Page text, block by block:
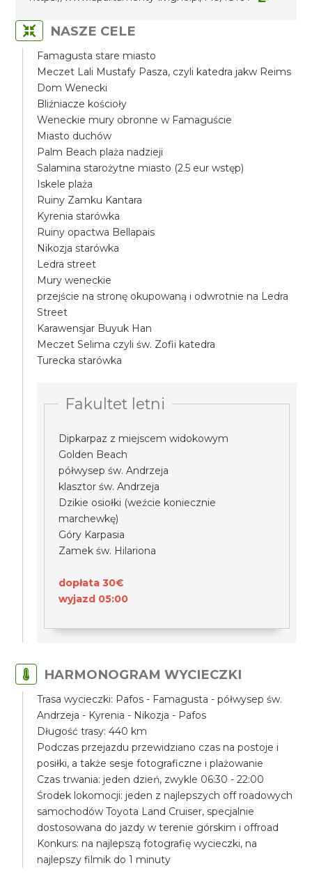
NASZE CELE
Famagusta stare miasto
Meczet Lali Mustafy Pasza, czyli katedra jakw Reims
Dom Wenecki
Bliźniacze kościoły
Weneckie mury obronne w Famaguście
Miasto duchów
Palm Beach plaża nadzieji
Salamina starożytne miasto (2.5 eur wstęp)
Iskele plaża
Ruiny Zamku Kantara
Kyrenia starówka
Ruiny opactwa Bellapais
Nikozja starówka
Ledra street
Mury weneckie
przejście na stronę okupowaną i odwrotnie na Ledra
Street
Karawensjar Buyuk Han
Meczet Selima czyli św. Zofii katedra
Turecka starówka
Fakultet letni
Dipkarpaz z miejscem widokowym
Golden Beach
półwysep św. Andrzeja
klasztor św. Andrzeja
Dzikie osiołki (weźcie koniecznie
marchewkę)
Góry Karpasia
Zamek św. Hilariona
dopłata 30€
wyjazd 05:00
HARMONOGRAM WYCIECZKI
Trasa wycieczki: Pafos - Famagusta - półwysep św.
Andrzeja - Kyrenia - Nikozja - Pafos
Długość trasy: 440 km
Podczas przejazdu przewidziano czas na postoje i
posiłki, a także sesje fotograficzne i plażowanie
Czas trwania: jeden dzień, zwykle 06:30 - 22:00
Środek lokomocji: jeden z najlepszych off roadowych
samochodów Toyota Land Cruiser, specjalnie
dostosowana do jazdy w terenie górskim i offroad
Konkurs: na najlepszą fotografię wycieczki, na
najlepszy filmik do 1 minuty